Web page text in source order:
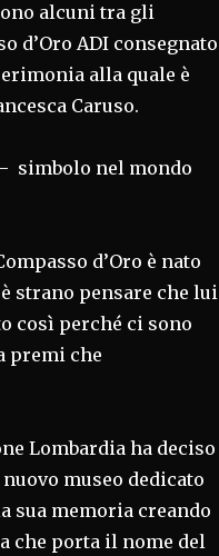
alcuni tra gli
d’Oro ADI consegnato
alla quale è
Caruso.
simbolo nel mondo
d’Oro è nato
strano pensare che lui
così perché ci sono
premi che
Lombardia ha deciso
museo dedicato
sua memoria creando
che porta il nome del